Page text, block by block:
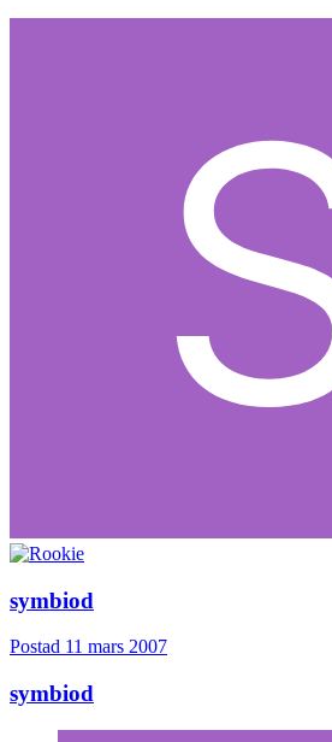
symbiod
Postad 11 mars 2007
symbiod